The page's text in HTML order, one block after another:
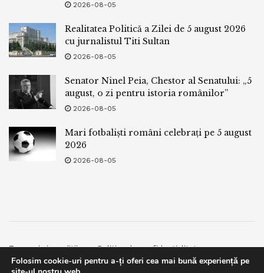
2026-08-05
Realitatea Politică a Zilei de 5 august 2026
cu jurnalistul Titi Sultan
2026-08-05
Senator Ninel Peia, Chestor al Senatului: „5
august, o zi pentru istoria românilor”
2026-08-05
Mari fotbaliști români celebrați pe 5 august
2026
2026-08-05
Termeni si conditii
Politica de confidentialitate
Facebook
Contact
Folosim cookie-uri pentru a-ți oferi cea mai bună experiență pe